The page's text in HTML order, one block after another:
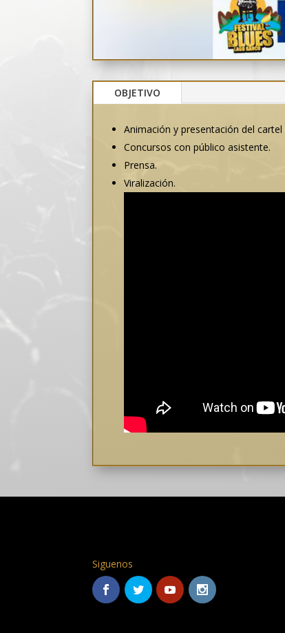
OBJETIVO
Animación y presentación del cartel
Concursos con público asistente.
Prensa.
Viralización.
Siguenos